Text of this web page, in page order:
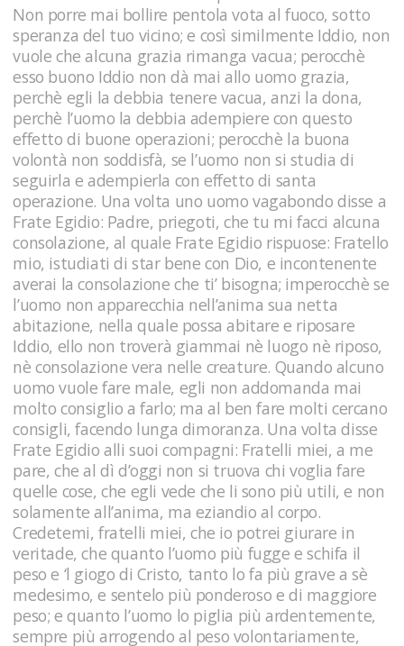
Non porre mai bollire pentola vota al fuoco, sotto
speranza del tuo vicino; e così similmente Iddio, non
vuole che alcuna grazia rimanga vacua; perocchè
esso buono Iddio non dà mai allo uomo grazia,
perchè egli la debbia tenere vacua, anzi la dona,
perchè l’uomo la debbia adempiere con questo
effetto di buone operazioni; perocchè la buona
volontà non soddisfà, se l’uomo non si studia di
seguirla e adempierla con effetto di santa
operazione. Una volta uno uomo vagabondo disse a
Frate Egidio: Padre, priegoti, che tu mi facci alcuna
consolazione, al quale Frate Egidio rispuose: Fratello
mio, istudiati di star bene con Dio, e incontenente
averai la consolazione che ti’ bisogna; imperocchè se
l’uomo non apparecchia nell’anima sua netta
abitazione, nella quale possa abitare e riposare
Iddio, ello non troverà giammai nè luogo nè riposo,
nè consolazione vera nelle creature. Quando alcuno
uomo vuole fare male, egli non addomanda mai
molto consiglio a farlo; ma al ben fare molti cercano
consigli, facendo lunga dimoranza. Una volta disse
Frate Egidio alli suoi compagni: Fratelli miei, a me
pare, che al dì d’oggi non si truova chi voglia fare
quelle cose, che egli vede che li sono più utili, e non
solamente all’anima, ma eziandio al corpo.
Credetemi, fratelli miei, che io potrei giurare in
veritade, che quanto l’uomo più fugge e schifa il
peso e ‘l giogo di Cristo, tanto lo fa più grave a sè
medesimo, e sentelo più ponderoso e di maggiore
peso; e quanto l’uomo lo piglia più ardentemente,
sempre più arrogendo al peso volontariamente,